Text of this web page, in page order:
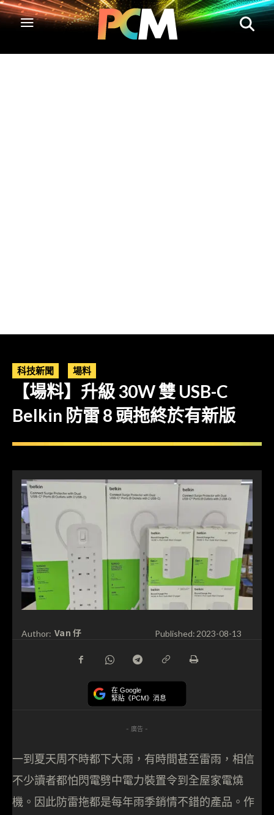
科技新聞 場料
【場料】升級 30W 雙 USB-C
Belkin 防雷 8 頭拖終於有新版
Author: Van 仔 Published: 2023-08-13
在 Google
緊貼《PCM》消息
- 廣告 -
一到夏天周不時都下大雨，有時間甚至雷雨，相信
不少讀者都怕閃電劈中電力裝置令到全屋家電燒
機。因此防雷拖都是每年雨季銷情不錯的產品。作